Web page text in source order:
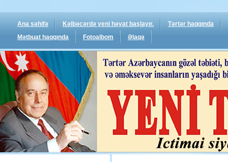
Ana səhifə Kəlbəcərdə yeni həyat başlayır.
Tərtər haqqında
Mətbuat haqqında
Fotoalbom Əlaqə